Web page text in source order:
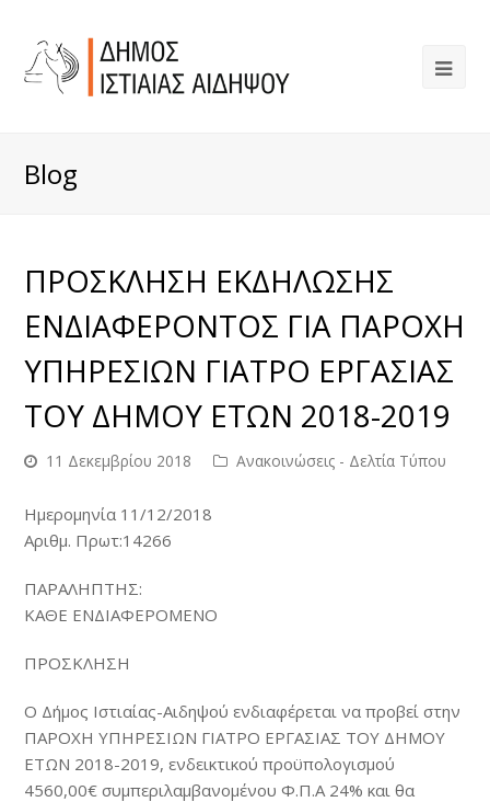
Blog
ΠΡΟΣΚΛΗΣΗ ΕΚΔΗΛΩΣΗΣ
ΕΝΔΙΑΦΕΡΟΝΤΟΣ ΓΙΑ ΠΑΡΟΧΗ
ΥΠΗΡΕΣΙΩΝ ΓΙΑΤΡΟ ΕΡΓΑΣΙΑΣ
ΤΟΥ ΔΗΜΟΥ ΕΤΩΝ 2018-2019
11 Δεκεμβρίου 2018 Ανακοινώσεις - Δελτία Τύπου
Ημερομηνία 11/12/2018
Αριθμ. Πρωτ:14266
ΠΑΡΑΛΗΠΤΗΣ:
ΚΑΘΕ ΕΝΔΙΑΦΕΡΟΜΕΝΟ
ΠΡΟΣΚΛΗΣΗ
Ο Δήμος Ιστιαίας-Αιδηψού ενδιαφέρεται να προβεί στην
ΠΑΡΟΧΗ ΥΠΗΡΕΣΙΩΝ ΓΙΑΤΡΟ ΕΡΓΑΣΙΑΣ ΤΟΥ ΔΗΜΟΥ
ΕΤΩΝ 2018-2019, ενδεικτικού προϋπολογισμού
4560,00€ συμπεριλαμβανομένου Φ.Π.Α 24% και θα